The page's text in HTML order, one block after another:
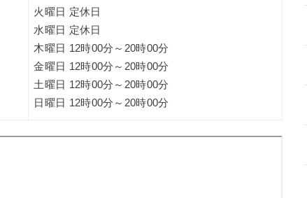
火曜日 定休日
水曜日 定休日
木曜日 12時00分～20時00分
金曜日 12時00分～20時00分
土曜日 12時00分～20時00分
日曜日 12時00分～20時00分